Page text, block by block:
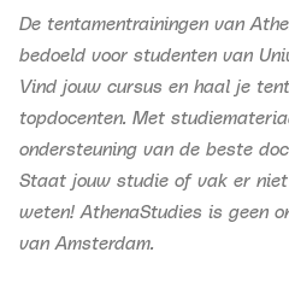
De tentamentrainingen van
bedoeld voor studenten van
Vind jouw cursus en haal je
topdocenten. Met
ondersteuning van de beste
Staat jouw studie of vak er
weten! AthenaStudies is geen
van Amsterdam.